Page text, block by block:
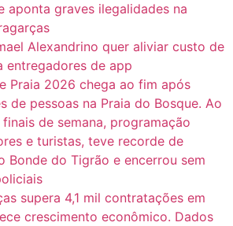
aponta graves ilegalidades na
Alexandrino quer aliviar custo de
entregadores de app
Praia 2026 chega ao fim após
de pessoas na Praia do Bosque. Ao
de semana, programação
e turistas, teve recorde de
Bonde do Tigrão e encerrou sem
supera 4,1 mil contratações em
crescimento econômico. Dados